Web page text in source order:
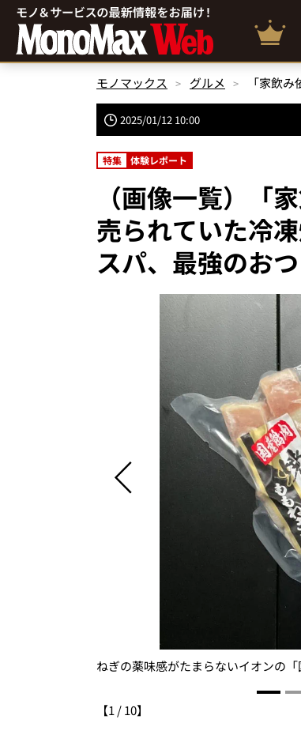
モノマックス グルメ
2025/01/12 10:00
特集 体験レポート
（画像一覧）「
売られていた冷
スパ、最強のお
ねぎの薬味感がたまらないイオンの
【1 /10】